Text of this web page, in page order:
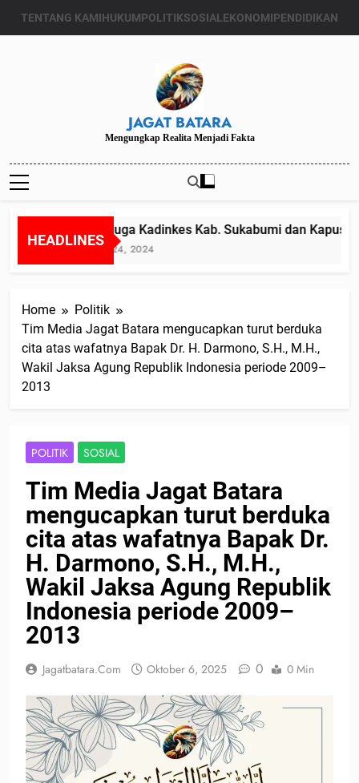
TENTANG KAMIHUKUMPOLITIKSOSIALEKONOMIPENDIDIKAN
JAGAT BATARA
Mengungkap Realita Menjadi Fakta
HEADLINES
Diduga Kadinkes Kab. Sukabumi dan
Juli 24, 2024
Home
Politik
Tim Media Jagat Batara mengucapkan turut berduka
cita atas wafatnya Bapak Dr. H. Darmono, S.H., M.H.,
Wakil Jaksa Agung Republik Indonesia periode 2009–
2013
POLITIK SOSIAL
Tim Media Jagat Batara
mengucapkan turut berduka
cita atas wafatnya Bapak Dr.
H. Darmono, S.H., M.H.,
Wakil Jaksa Agung Republik
Indonesia periode 2009–
2013
Jagatbatara.com Oktober 6, 2025 0 0 Min